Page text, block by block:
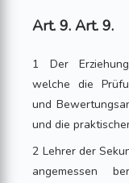
Art. 9. Art. 9.
1 Der
welche die
und
und die
2 Lehrer der
angemessen